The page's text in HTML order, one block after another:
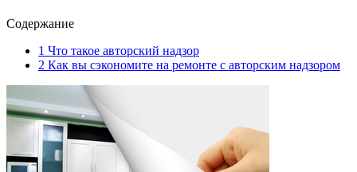
Содержание
1 Что такое авторский надзор
2 Как вы сэкономите на ремонте с авторским надзором